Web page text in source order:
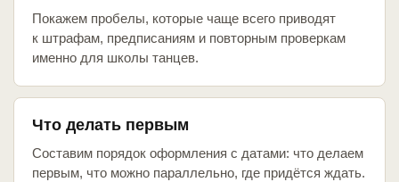
Покажем пробелы, которые чаще всего приводят
к штрафам, предписаниям и повторным проверкам
именно для школы танцев.
Что делать первым
Составим порядок оформления с датами: что делаем
первым, что можно параллельно, где придётся ждать.